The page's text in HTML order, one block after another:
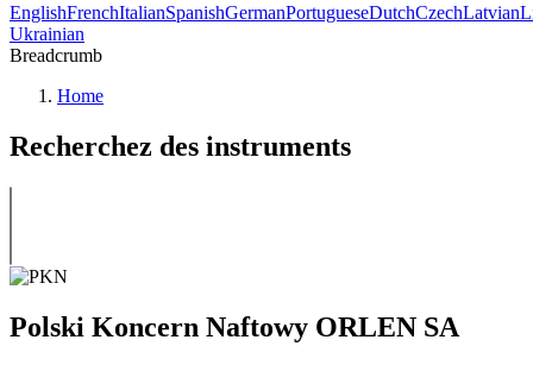
EnglishFrenchItalianSpanishGermanPortugueseDutchCzechLatvian
Ukrainian
Breadcrumb
Home
Recherchez des instruments
Polski Koncern Naftowy ORLEN SA